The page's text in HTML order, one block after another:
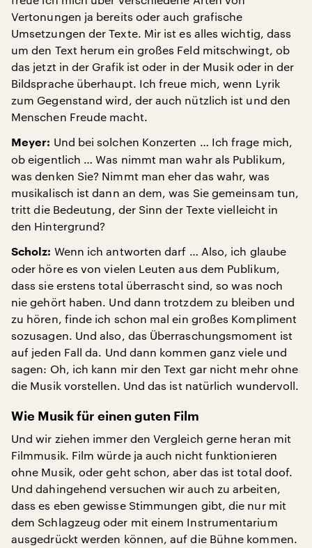
Vertonungen ja bereits oder auch grafische
Umsetzungen der Texte. Mir ist es alles wichtig, dass
um den Text herum ein großes Feld mitschwingt, ob
das jetzt in der Grafik ist oder in der Musik oder in der
Bildsprache überhaupt. Ich freue mich, wenn Lyrik
zum Gegenstand wird, der auch nützlich ist und den
Menschen Freude macht.
Meyer: Und bei solchen Konzerten … Ich frage mich,
ob eigentlich … Was nimmt man wahr als Publikum,
was denken Sie? Nimmt man eher das wahr, was
musikalisch ist dann an dem, was Sie gemeinsam tun,
tritt die Bedeutung, der Sinn der Texte vielleicht in
den Hintergrund?
Scholz: Wenn ich antworten darf … Also, ich glaube
oder höre es von vielen Leuten aus dem Publikum,
dass sie erstens total überrascht sind, so was noch
nie gehört haben. Und dann trotzdem zu bleiben und
zu hören, finde ich schon mal ein großes Kompliment
sozusagen. Und also, das Überraschungsmoment ist
auf jeden Fall da. Und dann kommen ganz viele und
sagen: Oh, ich kann mir den Text gar nicht mehr ohne
die Musik vorstellen. Und das ist natürlich wundervoll.
Wie Musik für einen guten Film
Und wir ziehen immer den Vergleich gerne heran mit
Filmmusik. Film würde ja auch nicht funktionieren
ohne Musik, oder geht schon, aber das ist total doof.
Und dahingehend versuchen wir auch zu arbeiten,
dass es eben gewisse Stimmungen gibt, die nur mit
dem Schlagzeug oder mit einem Instrumentarium
ausgedrückt werden können, auf die Bühne kommen.